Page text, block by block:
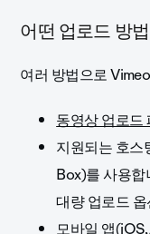
어떤 업로드 방
여러 방법으로
동영상 업로드
지원되는 호
Box)를 사용
대량 업로드